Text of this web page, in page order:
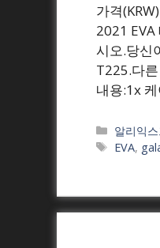
가격
2021
시오.당신
T225.다
내용:1x
알리익
Tags
EVA,